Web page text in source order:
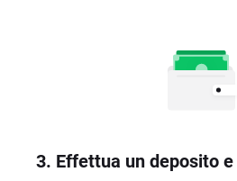
3. Effettua un deposito